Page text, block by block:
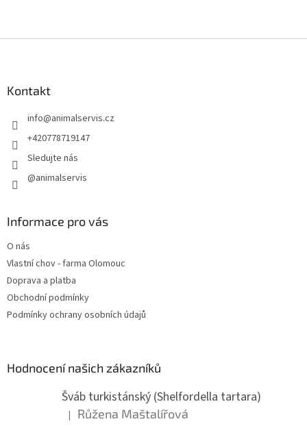
Kontakt
info@animalservis.cz
+420778719147
Sledujte nás
@animalservis
Informace pro vás
O nás
Vlastní chov - farma Olomouc
Doprava a platba
Obchodní podmínky
Podmínky ochrany osobních údajů
Hodnocení našich zákazníků
Šváb turkistánský (Shelfordella tartara)
Hodnocení produktu je 5 z 5 hvězdiček.
| Růžena Maštalířová